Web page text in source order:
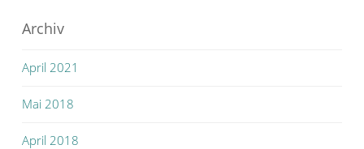
Archiv
April 2021
Mai 2018
April 2018